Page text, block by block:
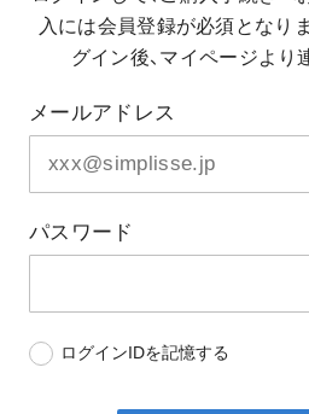
入には会員登録が必須となりま
グイン後、マイページより
メールアドレス
パスワード
ログインIDを記憶する